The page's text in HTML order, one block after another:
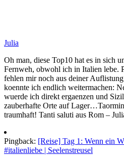
Julia
Oh man, diese Top10 hat es in sich
Fernweh, obwohl ich in Italien lebe.
fehlen mir noch aus deiner
koennte ich endlich weitermachen:
wuerde ich direkt ergaenzen und
zauberhafte Orte auf
traumhaft! Tanti saluti aus Rom –
Pingback: [Reise] Tag 1: Wenn ein
#italienliebe | Seelenstreusel